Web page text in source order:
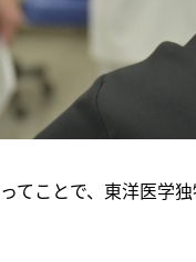
ってことで、東洋医学